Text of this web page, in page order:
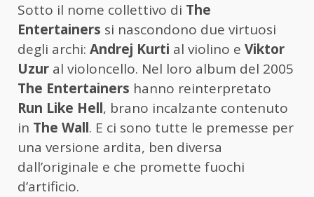
Sotto il nome collettivo di The
Entertainers si nascondono due virtuosi
degli archi: Andrej Kurti al violino e Viktor
Uzur al violoncello. Nel loro album del 2005
The Entertainers hanno reinterpretato
Run Like Hell, brano incalzante contenuto
in The Wall. E ci sono tutte le premesse per
una versione ardita, ben diversa
dall’originale e che promette fuochi
d’artificio.